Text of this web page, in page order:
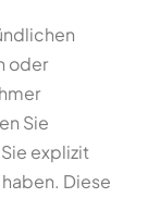
oder
Sie
explizit
Diese